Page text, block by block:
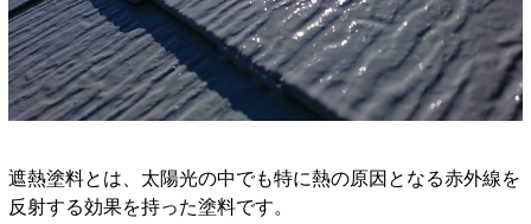
遮熱塗料とは、太陽光の中でも特に熱の原因となる赤外線を
反射する効果を持った塗料です。